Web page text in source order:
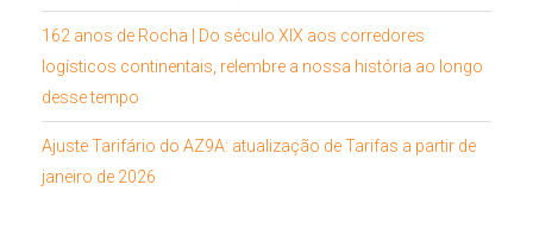
162 anos de Rocha | Do século XIX aos corredores
logísticos continentais, relembre a nossa história ao longo
desse tempo
Ajuste Tarifário do AZ9A: atualização de Tarifas a partir de
janeiro de 2026